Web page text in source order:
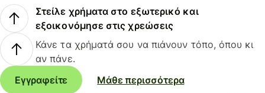
Στείλε χρήματα στο εξωτερικό και
εξοικονόμησε στις χρεώσεις
Κάνε τα χρήματά σου να πιάνουν τόπο, όπου κι
αν πάνε.
Εγγραφείτε
Μάθε περισσότερα